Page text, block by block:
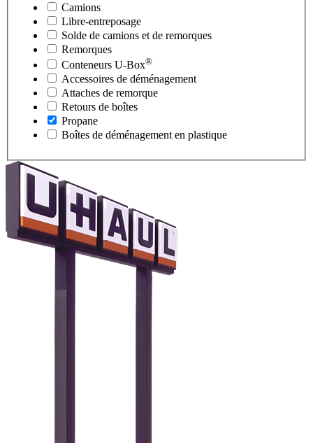
Camions
Libre-entreposage
Solde de camions et de remorques
Remorques
Conteneurs U-Box®
Accessoires de déménagement
Attaches de remorque
Retours de boîtes
Propane
Boîtes de déménagement en plastique